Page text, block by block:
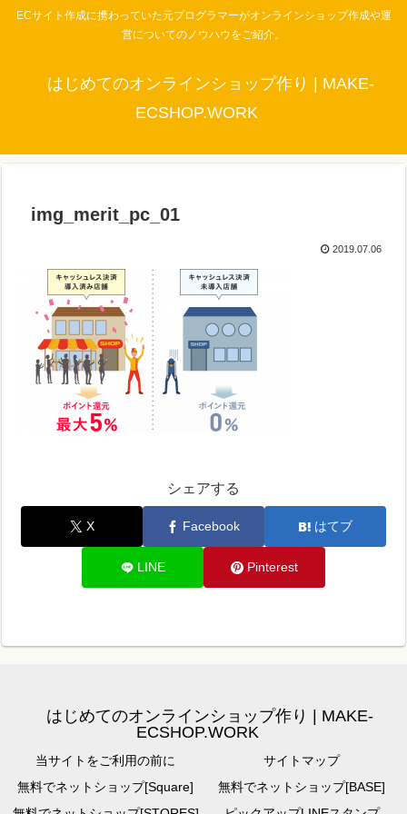
ECサイト作成に携わっていた元プログラマーがオンラインショップ作成や運
営についてのノウハウをご紹介。
はじめてのオンラインショップ作り | MAKE-
ECSHOP.WORK
img_merit_pc_01
2019.07.06
シェアする
X Facebook はてブ
LINE Pinterest
はじめてのオンラインショップ作り | MAKE-
ECSHOP.WORK
当サイトをご利用の前に
サイトマップ
無料でネットショップ[Square]
無料でネットショップ[BASE]